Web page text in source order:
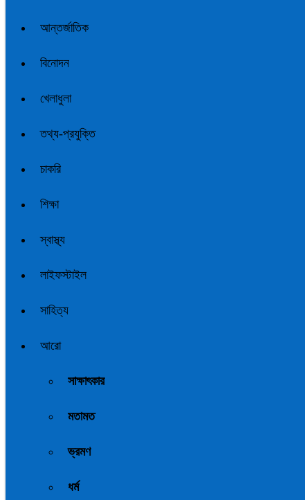
আন্তর্জাতিক
বিনোদন
খেলাধুলা
তথ্য-প্রযুক্তি
চাকরি
শিক্ষা
স্বাস্থ্য
লাইফস্টাইল
সাহিত্য
আরো
সাক্ষাৎকার
মতামত
ভ্রমণ
ধর্ম